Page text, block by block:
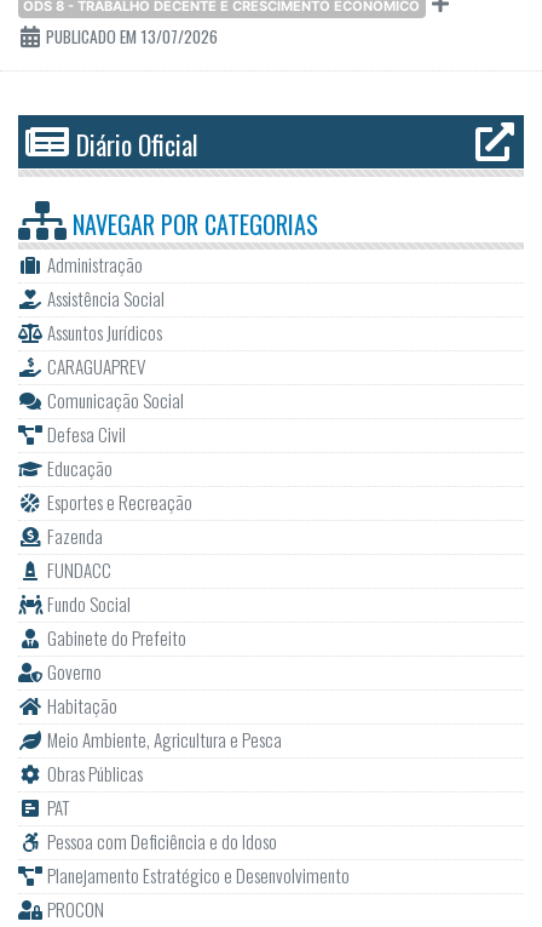
ODS 8 - TRABALHO DECENTE E CRESCIMENTO ECONÔMICO
PUBLICADO EM 13/07/2026
Diário Oficial
NAVEGAR POR CATEGORIAS
Administração
Assistência Social
Assuntos Jurídicos
CARAGUAPREV
Comunicação Social
Defesa Civil
Educação
Esportes e Recreação
Fazenda
FUNDACC
Fundo Social
Gabinete do Prefeito
Governo
Habitação
Meio Ambiente, Agricultura e Pesca
Obras Públicas
PAT
Pessoa com Deficiência e do Idoso
Planejamento Estratégico e Desenvolvimento
PROCON